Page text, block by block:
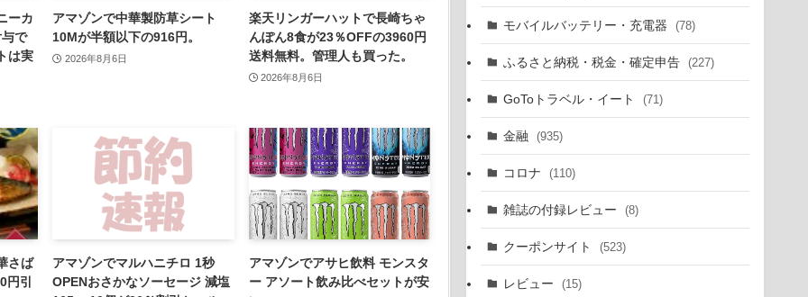
ーカ
で
は実
アマゾンで中華製防草シート
10Mが半額以下の916円。
2026年8月6日
楽天リンガーハットで長崎ちゃ
んぽん8食が23％OFFの3960円
送料無料。管理人も買った。
2026年8月6日
さば
引
アマゾンでマルハニチロ 1秒
OPENおさかなソーセージ 減塩
アマゾンでアサヒ飲料 モンスタ
ー アソート飲み比べセットが安
モバイルバッテリー・充電器 (78)
ふるさと納税・税金・確定申告 (227)
GoToトラベル・イート (71)
金融 (935)
コロナ (110)
雑誌の付録レビュー (8)
クーポンサイト (523)
レビュー (15)